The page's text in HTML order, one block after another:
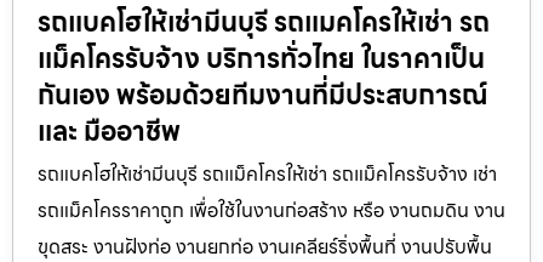
รถแบคโฮให้เช่ามีนบุรี รถแมคโครให้เช่า รถ
แม็คโครรับจ้าง บริการทั่วไทย ในราคาเป็น
กันเอง พร้อมด้วยทีมงานที่มีประสบการณ์
และ มืออาชีพ
รถแบคโฮให้เช่ามีนบุรี รถแม็คโครให้เช่า รถแม็คโครรับจ้าง เช่า
รถแม็คโครราคาถูก เพื่อใช้ในงานก่อสร้าง หรือ งานถมดิน งาน
ขุดสระ งานฝังท่อ งานยกท่อ งานเคลียร์ริ่งพื้นที่ งานปรับพื้น